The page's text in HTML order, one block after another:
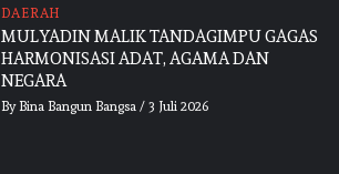
DAERAH
MULYADIN MALIK TANDAGIMPU GAGAS
HARMONISASI ADAT, AGAMA DAN
NEGARA
By Bina Bangun Bangsa/ 3 Juli 2026